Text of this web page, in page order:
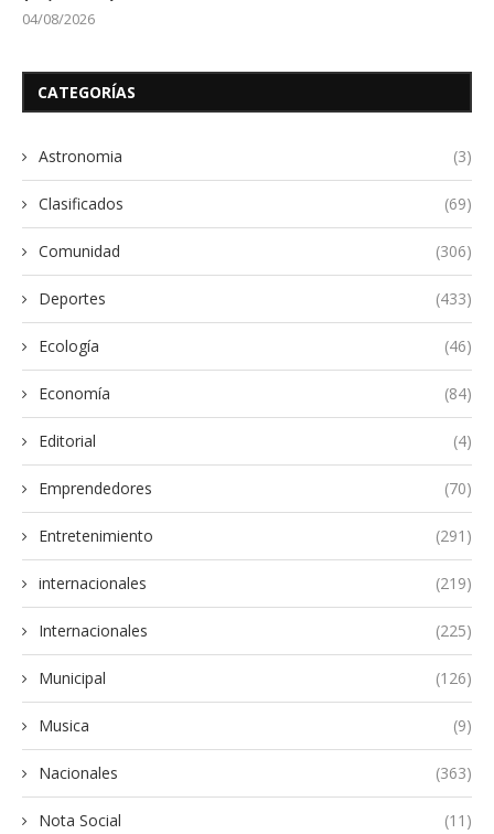
04/08/2026
CATEGORÍAS
Astronomia (3)
Clasificados (69)
Comunidad (306)
Deportes (433)
Ecología (46)
Economía (84)
Editorial (4)
Emprendedores (70)
Entretenimiento (291)
internacionales (219)
Internacionales (225)
Municipal (126)
Musica (9)
Nacionales (363)
Nota Social (11)